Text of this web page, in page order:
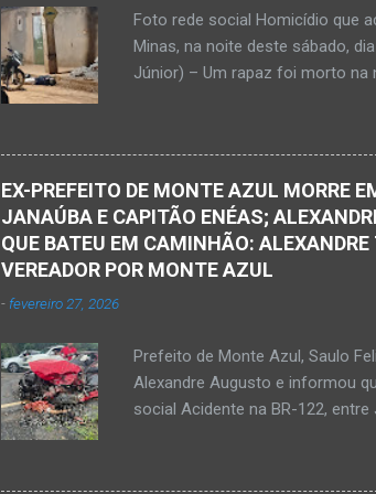
desde quando nasceu. Que o
Que o Nosso Senhor dê forças
Foto rede social Homicídio que
Minas, na noite deste sábado,
Júnior) – Um rapaz foi morto na
Caldas, bairro Boa Vista, região
Serra Geral, no Norte de Minas.
Polícia Militar de Janaúba quanto
Janaúba. Henrique Pereira
no chão. Ele teria sido alvo de
vítima. Henrique não resistiu e
EX-PREFEITO DE MONTE AZUL MORRE
JANAÚBA E CAPITÃO ENÉAS;
QUE BATEU EM CAMINHÃO:
VEREADOR POR MONTE AZUL
- fevereiro 27, 2026
Prefeito de Monte Azul, Saulo
Alexandre Augusto e informou
social Acidente na BR-122, entre
Augusto Fernandes de Oliveira,
prefeitos realizados em Nova